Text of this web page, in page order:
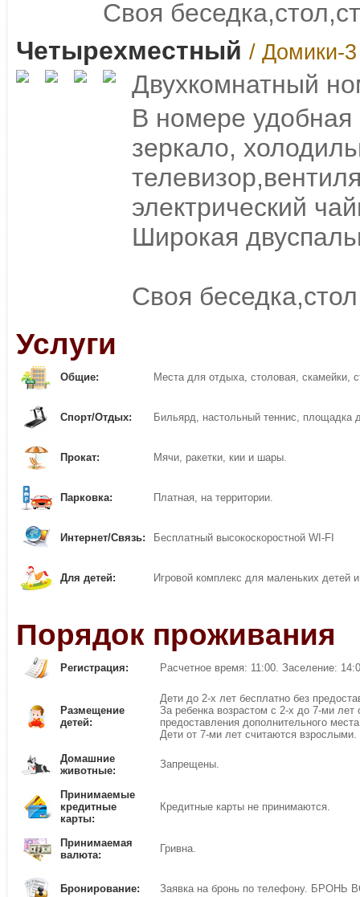
Своя
Четырехместный / Домики-3
Двухкомнатный
В номере
зеркало,
электрический
Широкая
Своя
Услуги
Общие: Места для отдыха, столовая, скамейки,
Спорт/Отдых: Бильярд, настольный теннис, площадка
Прокат: Мячи, ракетки, кии и шары.
Парковка: Платная, на территории.
Интернет/Связь: Бесплатный высокоскоростной WI-FI
Для детей: Игровой комплекс для маленьких детей
Порядок проживания
Регистрация: Расчетное время: 11:00. Заселение:
Размещение
детей:
Дети до 2-х лет бесплатно без
За ребенка возрастом с 2-х до 7-ми
предоставления дополнительного
Дети от 7-ми лет считаются взрослыми.
Домашние
животные:
Запрещены.
Принимаемые
кредитные
карты:
Кредитные карты не принимаются.
Принимаемая
валюта:
Гривна.
Бронирование: Заявка на бронь по телефону.